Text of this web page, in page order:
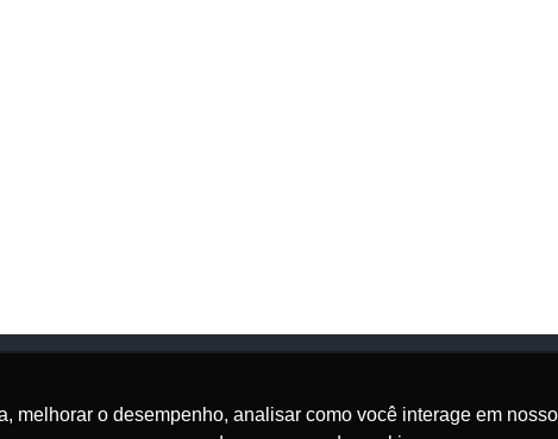
melhorar o desempenho, analisar como você interage em
Onde Estamos